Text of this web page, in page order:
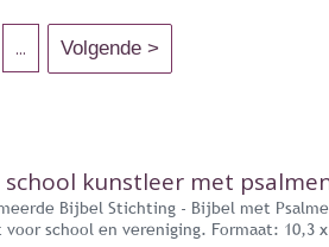
...
school kunstleer met
Bijbel Stichting - Bijbel met
voor school en vereniging. Formaat: 10,3